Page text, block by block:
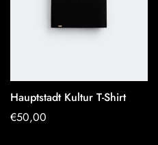
OPTIONEN
AUSWÄHLEN
Hauptstadt Kultur T-Shirt
Regulärer
€50,00